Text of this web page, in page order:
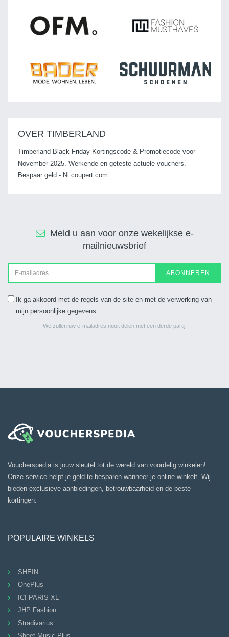
OVER TIMBERLAND
Timberland Black Friday Kortingscode & Promotiecode voor
November 2025. Werkende en geteste actuele vouchers.
Bespaar geld - Nl.coupert.com
Meld u aan voor onze wekelijkse e-
mailnieuwsbrief
ABONNEREN
Ik ga akkoord met de regels van de site en met de verwerking van
mijn persoonlijke gegevens
We zullen uw e-mailadres nooit delen met een derde partij.
Voucherspedia is jouw sleutel tot de wereld van voordelig winkelen!
Onze service helpt je geld te besparen wanneer je online winkelt. Wij
bieden exclusieve aanbiedingen, betrouwbaarheid en de beste
kortingen.
POPULAIRE WINKELS
SHEIN
OnePlus
ICI PARIS XL
JHP Fashion
Stradivarius